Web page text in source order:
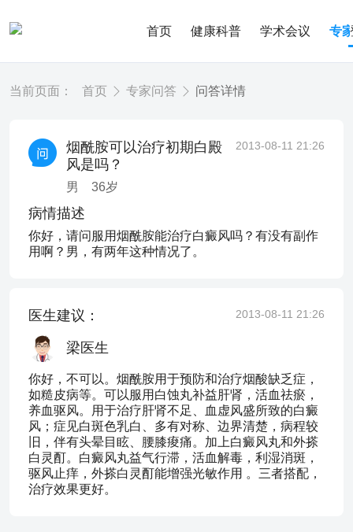
首页 健康科普 学术会议 专
当前页面： 首页 专家问答 问答详情
烟酰胺可以治疗初期白殿
风是吗？
男 36岁
2013-08-11 21:26
病情描述
你好，请问服用烟酰胺能治疗白癜风吗？有没有副作
用啊？男，有两年这种情况了。
医生建议： 2013-08-11 21:26
梁医生
你好，不可以。烟酰胺用于预防和治疗烟酸缺乏症，
如糙皮病等。可以服用白蚀丸补益肝肾，活血祛瘀，
养血驱风。用于治疗肝肾不足、血虚风盛所致的白癜
风；症见白斑色乳白、多有对称、边界清楚，病程较
旧，伴有头晕目眩、腰膝痠痛。加上白癜风丸和外搽
白灵酊。白癜风丸益气行滞，活血解毒，利湿消斑，
驱风止痒，外搽白灵酊能增强光敏作用 。三者搭配，
治疗效果更好。